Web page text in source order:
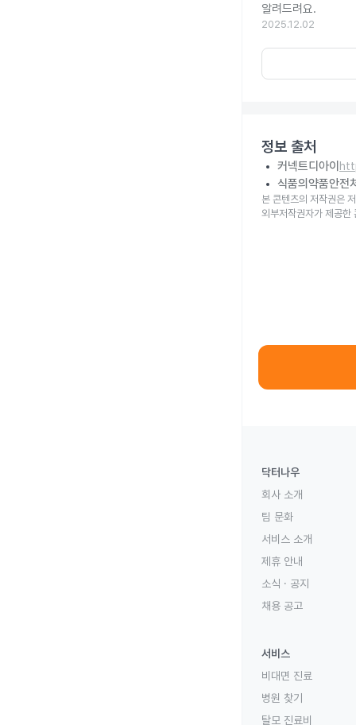
알려드려요.
2025.12.02
정보 출처
커넥트디아이
식품의약품안전
본 콘텐츠의 저작권은
외부저작권자가 제공한
닥터나우
회사 소개
팀 문화
서비스 소개
제휴 안내
소식 · 공지
채용 공고
서비스
비대면 진료
병원 찾기
탈모 진료비